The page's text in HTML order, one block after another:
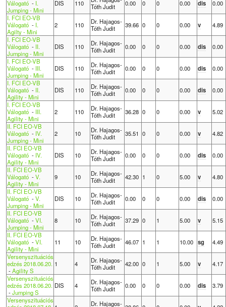
Válogató- I.
Jumping - Mini
DIS 110
Tóth Judit
0.00 0 0 0.00 dis
0.00
I. FCI EO-VB
Válogató- I.
Agilty - Mini
2 110
Dr. Hajagos-
Tóth Judit
39.66 0 0 0.00 v
4.89
I. FCI EO-VB
Válogató- II.
Jumping - Mini
DIS 110
Dr. Hajagos-
Tóth Judit
0.00 0 0 0.00 dis
0.00
I. FCI EO-VB
Válogató- III.
Jumping - Mini
DIS 110
Dr. Hajagos-
Tóth Judit
0.00 0 0 0.00 dis
0.00
I. FCI EO-VB
Válogató- II.
Agility - Mini
DIS 110
Dr. Hajagos-
Tóth Judit
0.00 0 0 0.00 dis
0.00
I. FCI EO-VB
Válogató- III.
Agility - Mini
2 110
Dr. Hajagos-
Tóth Judit
36.28 0 0 0.00 v
5.02
II. FCI EO-VB
Válogató- IV.
Jumping - Mini
2 10
Dr. Hajagos-
Tóth Judit
35.51 0 0 0.00 v
4.82
II. FCI EO-VB
Válogató- IV.
Agility - Mini
DIS 10
Dr. Hajagos-
Tóth Judit
0.00 0 0 0.00 dis
0.00
II. FCI EO-VB
Válogató-V.
Agility - Mini
9 10
Dr. Hajagos-
Tóth Judit
42.30 1 0 5.00 v
4.80
II. FCI EO-VB
Válogató-V.
Jumping - Mini
DIS 10
Dr. Hajagos-
Tóth Judit
0.00 0 0 0.00 dis
0.00
II. FCI EO-VB
Válogató-VI.
Jumping - Mini
8 10
Dr. Hajagos-
Tóth Judit
37.29 0 1 5.00 v
5.15
II. FCI EO-VB
Válogató-VI.
Agility - Mini
11 10
Dr. Hajagos-
Tóth Judit
46.07 1 1 10.00 sg
4.49
Versenyszituációs
edzés 2018.06.20.
-Agility S
1 4
Dr. Hajagos-
Tóth Judit
42.00 0 1 5.00 v
4.17
Versenyszituációs
edzés 2018.06.20.
-Jumping S
DIS 4
Dr. Hajagos-
Tóth Judit
0.00 0 0 0.00 dis
3.79
Versenyszituációs
Dr. Hajagos-